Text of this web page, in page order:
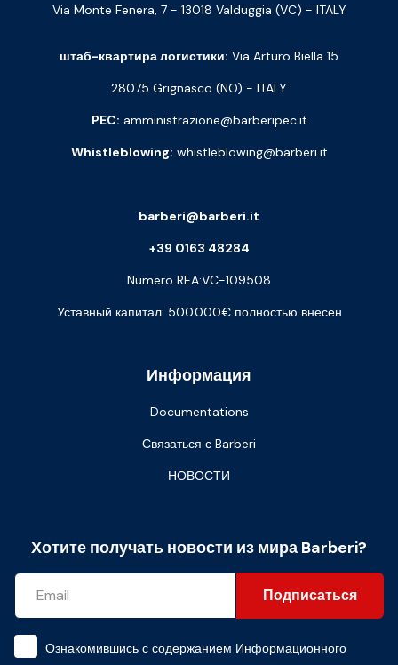
Via Monte Fenera, 7 - 13018 Valduggia (VC) - ITALY
штаб-квартира логистики: Via Arturo Biella 15
28075 Grignasco (NO) - ITALY
PEC: amministrazione@barberipec.it
Whistleblowing: whistleblowing@barberi.it
Информация
Documentations
Связаться с Barberi
НОВОСТИ
barberi@barberi.it
+39 0163 48284
Numero REA:VC-109508
Уставный капитал: 500.000€ полностью внесен
Хотите получать новости из мира Barberi?
Подписаться
Ознакомившись с содержанием Информационного